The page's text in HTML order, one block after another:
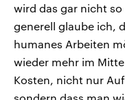
wird das gar nicht
generell glaube ich,
humanes Arbeiten
wieder mehr im
Kosten, nicht nur